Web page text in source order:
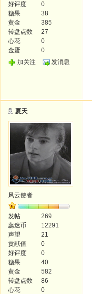
好评度
0
糖果
38
黄金
385
转盘点数
27
心花
0
金蛋
0
加关注
发消息
夏天
风云使者
发帖
269
蕊迷币
12291
声望
21
贡献值
0
好评度
0
糖果
40
黄金
582
转盘点数
86
心花
0